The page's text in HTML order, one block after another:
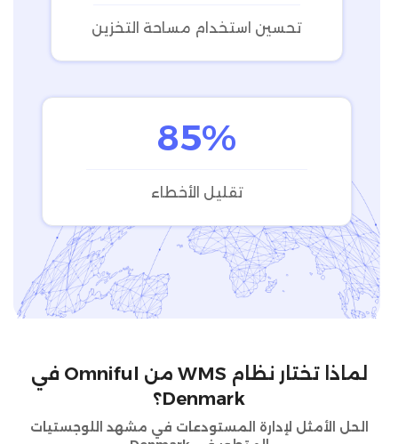
تحسين استخدام مساحة التخزين
85%
تقليل الأخطاء
لماذا تختار نظام WMS من Omniful في
Denmark؟
الحل الأمثل لإدارة المستودعات في مشهد اللوجستيات